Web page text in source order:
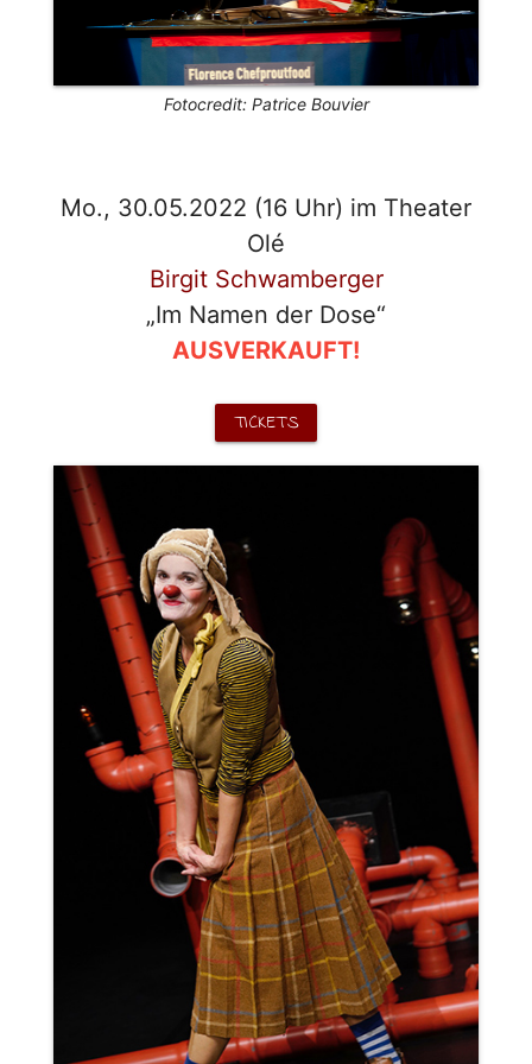
Fotocredit: Patrice Bouvier
Mo., 30.05.2022 (16 Uhr) im Theater
Olé
Birgit Schwamberger
„Im Namen der Dose“
AUSVERKAUFT!
TICKETS